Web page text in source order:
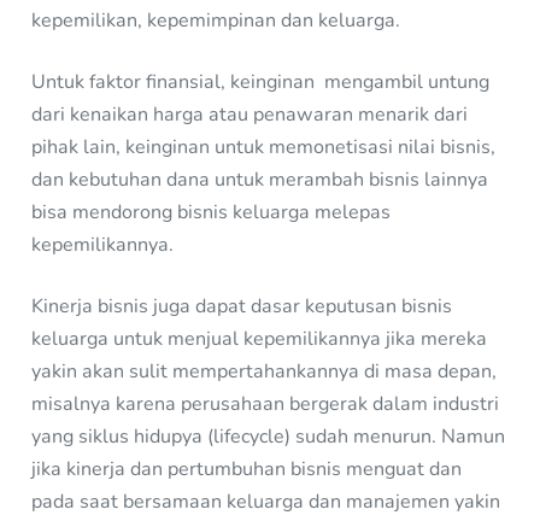
kepemilikan, kepemimpinan dan keluarga.
Untuk faktor finansial, keinginan mengambil untung
dari kenaikan harga atau penawaran menarik dari
pihak lain, keinginan untuk memonetisasi nilai bisnis,
dan kebutuhan dana untuk merambah bisnis lainnya
bisa mendorong bisnis keluarga melepas
kepemilikannya.
Kinerja bisnis juga dapat dasar keputusan bisnis
keluarga untuk menjual kepemilikannya jika mereka
yakin akan sulit mempertahankannya di masa depan,
misalnya karena perusahaan bergerak dalam industri
yang siklus hidupya (lifecycle) sudah menurun. Namun
jika kinerja dan pertumbuhan bisnis menguat dan
pada saat bersamaan keluarga dan manajemen yakin